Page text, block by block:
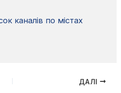
каналів по містах
ДАЛІ